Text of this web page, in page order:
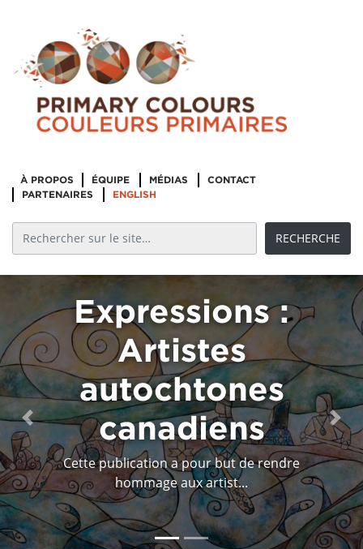
À PROPOS ÉQUIPE MÉDIAS
CONTACT
PARTENAIRES
ENGLISH
l’avancement
des arts, des
artistes et des
organisations
artistiques
autochtones
au québec
Tsi Non :We Tewèn :Teron - Là où est
notre maison ...
Previous Next